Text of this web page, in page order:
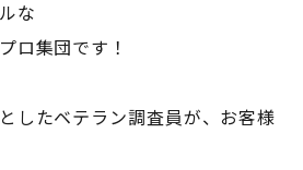
な
ロ集団です！
したベテラン調査員が、お客様